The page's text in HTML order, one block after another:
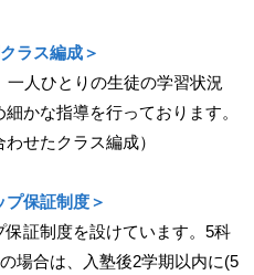
ラス編成＞
人ひとりの生徒の学習状況
かな指導を行っております。
せたクラス編成）
プ保証制度＞
証制度を設けています。5科
場合は、入塾後2学期以内に(5